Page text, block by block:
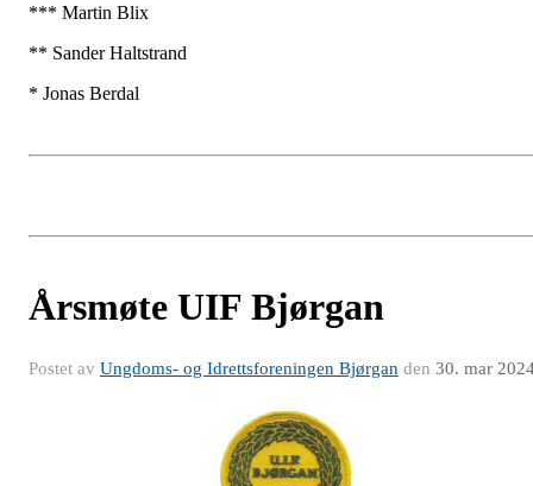
*** Martin Blix
** Sander Haltstrand
* Jonas Berdal
Årsmøte UIF Bjørgan
Postet av Ungdoms- og Idrettsforeningen Bjørgan den 30. mar